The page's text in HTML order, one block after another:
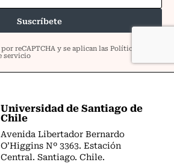
Universidad de Santiago de
Chile
Avenida Libertador Bernardo
O’Higgins Nº 3363. Estación
Central. Santiago. Chile.